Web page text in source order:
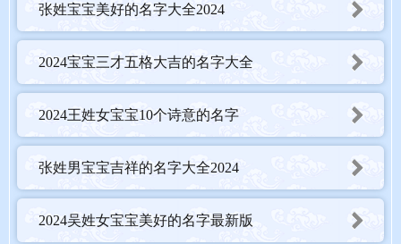
音律朱、云、波的读音是zhū、yún、bō，声调为阴平、阳平、阴
【朱瀚舟】
瀚从生肖上看，生肖为龙，名字中应有氵部首为吉，瀚的部首为
氵。
舟舟取自您指定的第2个字的用字为舟。从生辰八字上看，名字中
需有金相助，舟字的五行属性为金。
张姓宝宝美好的名字大全2024
2024宝宝三才五格大吉的名字大全
2024王姓女宝宝10个诗意的名字
张姓男宝宝吉祥的名字大全2024
2024吴姓女宝宝美好的名字最新版